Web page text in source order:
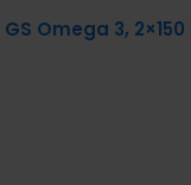
GS Omega 3,